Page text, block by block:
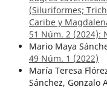
(Siluriformes;
Caribe y
51 Núm. 2 (2024):
Mario Maya
49 Núm. 1 (2022)
María Teresa
Sánchez, Gonzalo